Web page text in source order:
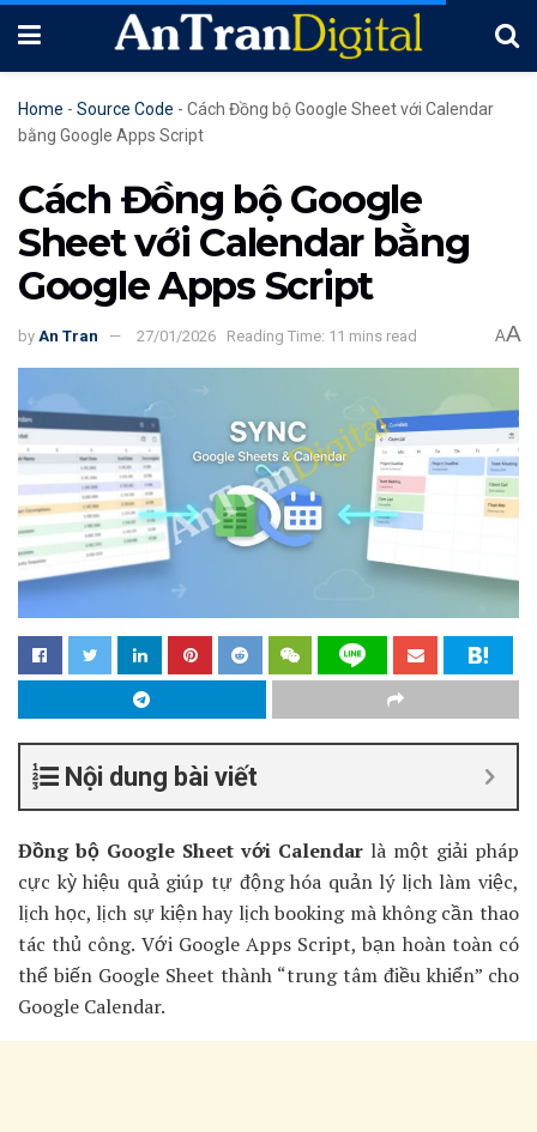
Home - Source Code - Cách Đồng bộ Google Sheet với Calendar
bằng Google Apps Script
Cách Đồng bộ Google
Sheet với Calendar bằng
Google Apps Script
by An Tran 27/01/2026 Reading Time: 11 mins read AA
Nội dung bài viết
Đồng bộ Google Sheet với Calendar là một giải pháp
cực kỳ hiệu quả giúp tự động hóa quản lý lịch làm việc,
lịch học, lịch sự kiện hay lịch booking mà không cần thao
tác thủ công. Với Google Apps Script, bạn hoàn toàn có
thể biến Google Sheet thành “trung tâm điều khiển” cho
Google Calendar.